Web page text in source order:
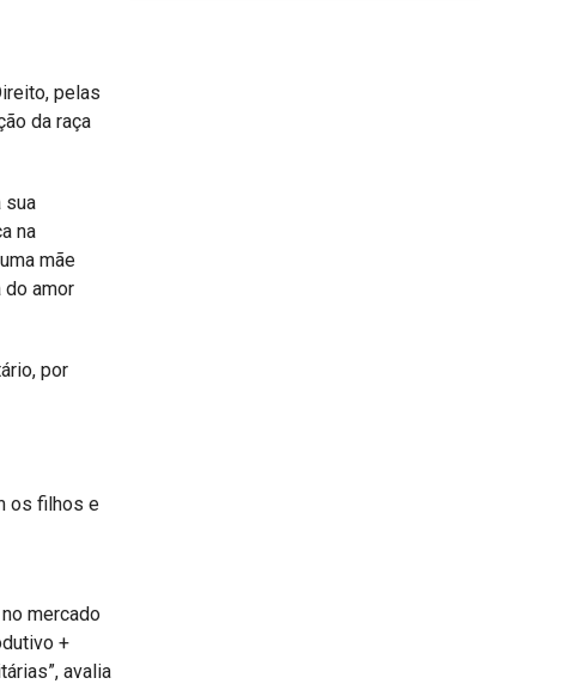
pelas
da raça
sua
na
mãe
do amor
por
os filhos e
mercado
+
avalia